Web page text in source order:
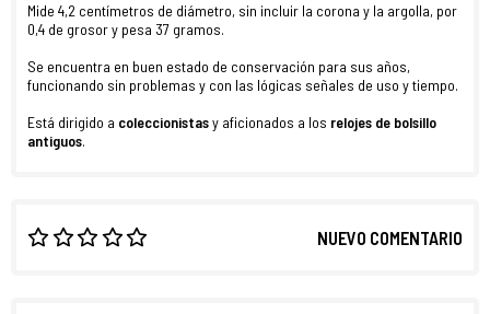
Mide 4,2 centímetros de diámetro, sin incluir la corona y la argolla, por
0,4 de grosor y pesa 37 gramos.
Se encuentra en buen estado de conservación para sus años,
funcionando sin problemas y con las lógicas señales de uso y tiempo.
Está dirigido a coleccionistasy aficionados a los relojes de bolsillo
antiguos.
NUEVO COMENTARIO